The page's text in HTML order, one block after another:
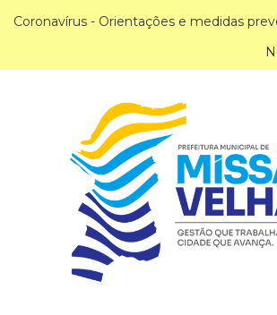
Coronavírus - Orientações e medidas